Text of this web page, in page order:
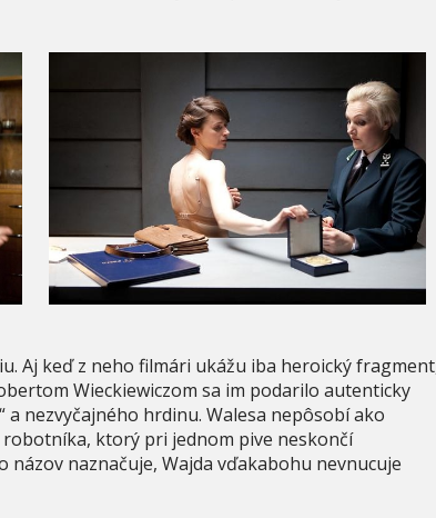
Aj keď z neho filmári ukážu iba heroický
Wieckiewiczom sa im podarilo autenticky
nezvyčajného hrdinu. Walesa nepôsobí ako
ktorý pri jednom pive neskončí
naznačuje, Wajda vďakabohu nevnucuje